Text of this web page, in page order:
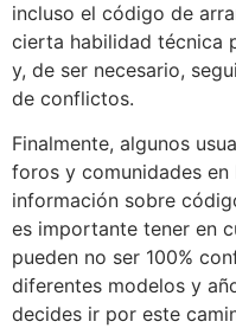
incluso el código de
cierta habilidad técnica
y, de ser necesario,
de conflictos.
Finalmente, algunos
foros y comunidades
información sobre
es importante tener en
pueden no ser 100%
diferentes modelos y
decides ir por este